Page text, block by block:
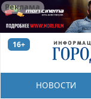
Реклама
16+
НОВОСТИ